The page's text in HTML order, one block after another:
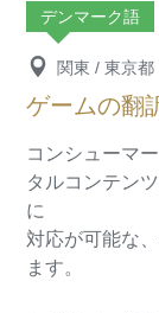
デンマーク語
関東 / 東京都
ゲームの翻
コンシューマ
タルコンテン
に
対応が可能な
ます。